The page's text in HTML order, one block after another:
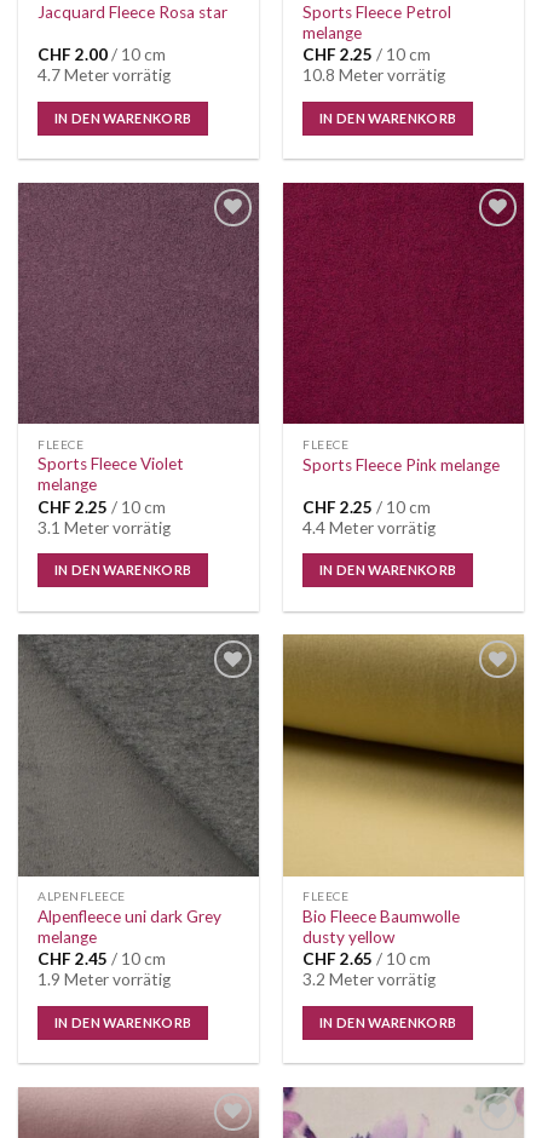
Jacquard Fleece Rosa star
CHF 2.00/ 10 cm
4.7 Meter vorrätig
IN DEN WARENKORB
Sports Fleece Petrol
melange
CHF 2.25 / 10 cm
10.8 Meter vorrätig
IN DEN WARENKORB
Auf die
Wunschliste
FLEECE
Sports Fleece Violet
melange
CHF 2.25 / 10 cm
3.1 Meter vorrätig
IN DEN WARENKORB
Auf die
Wunschliste
FLEECE
Sports Fleece Pink melange
CHF 2.25 / 10 cm
4.4 Meter vorrätig
IN DEN WARENKORB
Auf die
Wunschliste
ALPENFLEECE
Alpenfleece uni dark Grey
melange
CHF 2.45 / 10 cm
1.9 Meter vorrätig
IN DEN WARENKORB
FLEECE
Bio Fleece Baumwolle
dusty yellow
CHF 2.65 / 10 cm
3.2 Meter vorrätig
IN DEN WARENKORB